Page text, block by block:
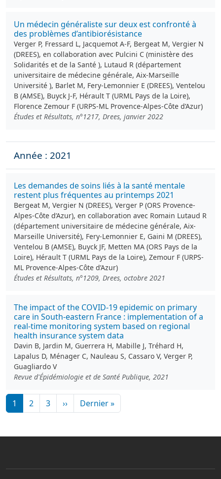
Un médecin généraliste sur deux est confronté à
des problèmes d’antibiorésistance
Verger P, Fressard L, Jacquemot A-F, Bergeat M, Vergier N
(DREES), en collaboration avec Pulcini C (ministère des
Solidarités et de la Santé ), Lutaud R (département
universitaire de médecine générale, Aix-Marseille
Université ), Barlet M, Fery-Lemonnier E (DREES), Ventelou
B (AMSE), Buyck J-F, Hérault T (URML Pays de la Loire),
Florence Zemour F (URPS-ML Provence-Alpes-Côte d’Azur)
Études et Résultats, n°1217, Drees, janvier 2022
Année : 2021
Les demandes de soins liés à la santé mentale
restent plus fréquentes au printemps 2021
Bergeat M, Vergier N (DREES), Verger P (ORS Provence-
Alpes-Côte d’Azur), en collaboration avec Romain Lutaud R
(département universitaire de médecine générale, Aix-
Marseille Université), Fery-Lemonnier E, Gaini M (DREES),
Ventelou B (AMSE), Buyck JF, Metten MA (ORS Pays de la
Loire), Hérault T (URML Pays de la Loire), Zemour F (URPS-
ML Provence-Alpes-Côte d’Azur)
Études et Résultats, n°1209, Drees, octobre 2021
The impact of the COVID-19 epidemic on primary
care in South-eastern France : implementation of a
real-time monitoring system based on regional
health insurance system data
Davin B, Jardin M, Guerrera H, Mabille J, Tréhard H,
Lapalus D, Ménager C, Nauleau S, Cassaro V, Verger P,
Guagliardo V
Revue d'Épidémiologie et de Santé Publique, 2021
Pagination
1 2 3 ››Page suivante
Dernier »Dernière page